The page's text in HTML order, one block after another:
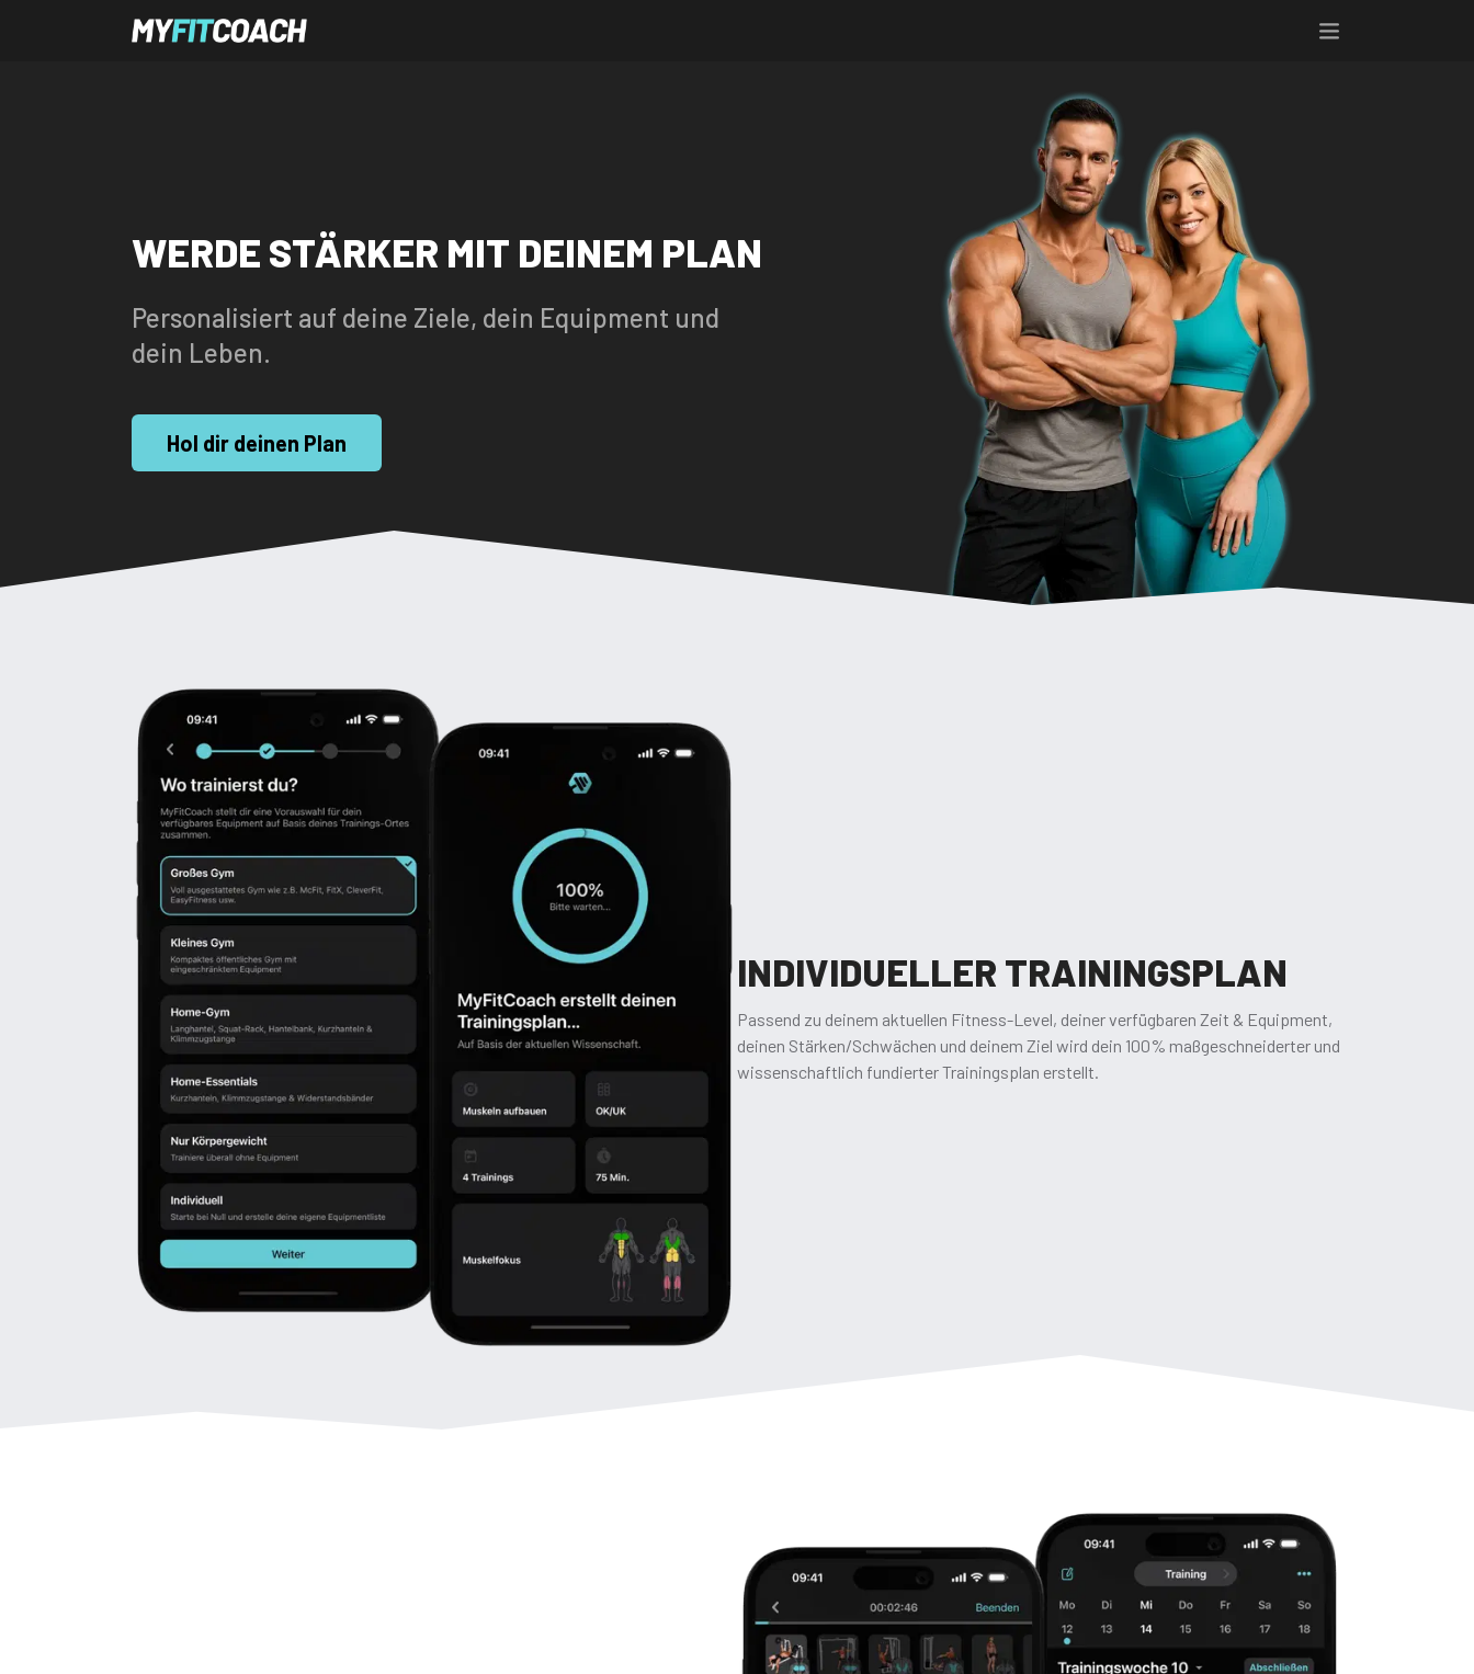
WERDE STÄRKER MIT DEINEM PLAN
Personalisiert auf deine Ziele, dein Equipment und
dein Leben.
Hol dir deinen Plan
INDIVIDUELLER TRAININGSPLAN
Passend zu deinem aktuellen Fitness-Level, deiner verfügbaren Zeit & Equipment,
deinen Stärken/Schwächen und deinem Ziel wird dein 100% maßgeschneiderter und
wissenschaftlich fundierter Trainingsplan erstellt.